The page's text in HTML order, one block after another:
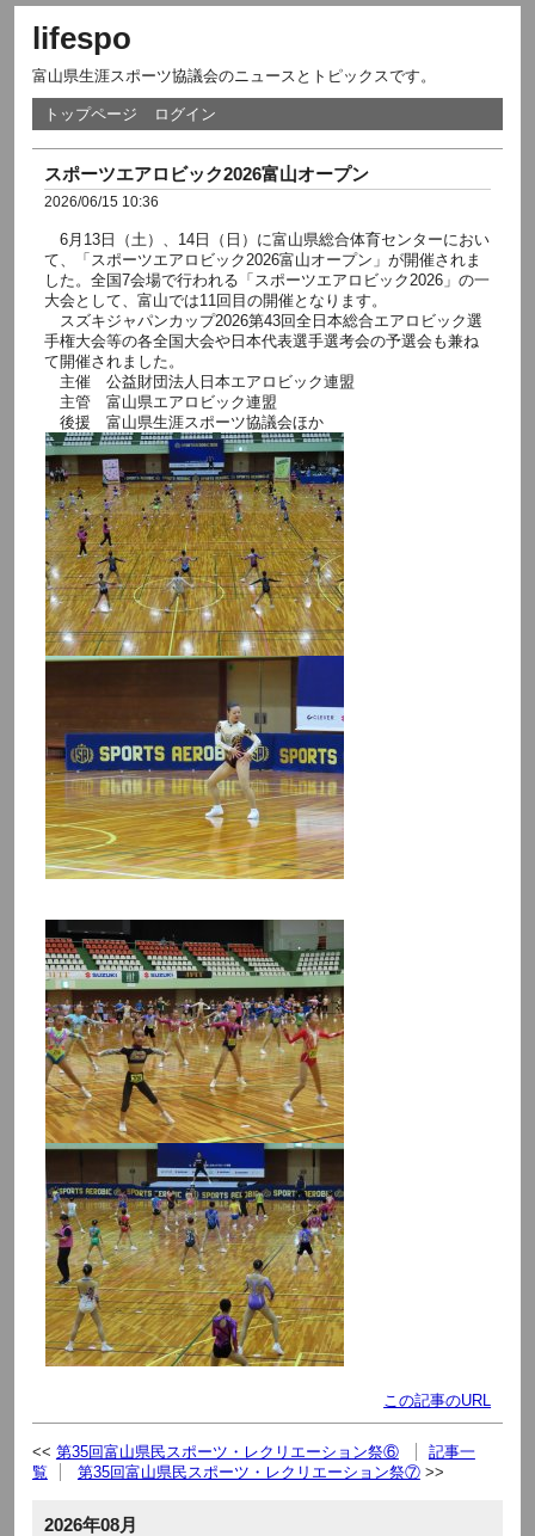
lifespo
富山県生涯スポーツ協議会のニュースとトピックスです。
トップページ ログイン
スポーツエアロビック2026富山オープン
2026/06/15 10:36
6月13日（土）、14日（日）に富山県総合体育センターにおい
て、「スポーツエアロビック2026富山オープン」が開催されま
した。全国7会場で行われる「スポーツエアロビック2026」の一
大会として、富山では11回目の開催となります。
スズキジャパンカップ2026第43回全日本総合エアロビック選
手権大会等の各全国大会や日本代表選手選考会の予選会も兼ね
て開催されました。
主催 公益財団法人日本エアロビック連盟
主管 富山県エアロビック連盟
後援 富山県生涯スポーツ協議会ほか
この記事のURL
第35回富山県民スポーツ・レクリエーション祭⑥
記事一
覧
第35回富山県民スポーツ・レクリエーション祭⑦
2026年08月